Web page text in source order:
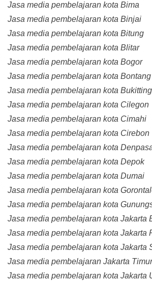
Jasa media pembelajaran kota Bima
Jasa media pembelajaran kota Binjai
Jasa media pembelajaran kota Bitung
Jasa media pembelajaran kota Blitar
Jasa media pembelajaran kota Bogor
Jasa media pembelajaran kota Bontang
Jasa media pembelajaran kota
Jasa media pembelajaran kota Cilegon
Jasa media pembelajaran kota Cimahi
Jasa media pembelajaran kota Cirebon
Jasa media pembelajaran kota
Jasa media pembelajaran kota Depok
Jasa media pembelajaran kota Dumai
Jasa media pembelajaran kota
Jasa media pembelajaran kota
Jasa media pembelajaran kota Jakarta
Jasa media pembelajaran kota Jakarta
Jasa media pembelajaran kota Jakarta
Jasa media pembelajaran Jakarta Timur
Jasa media pembelajaran kota Jakarta